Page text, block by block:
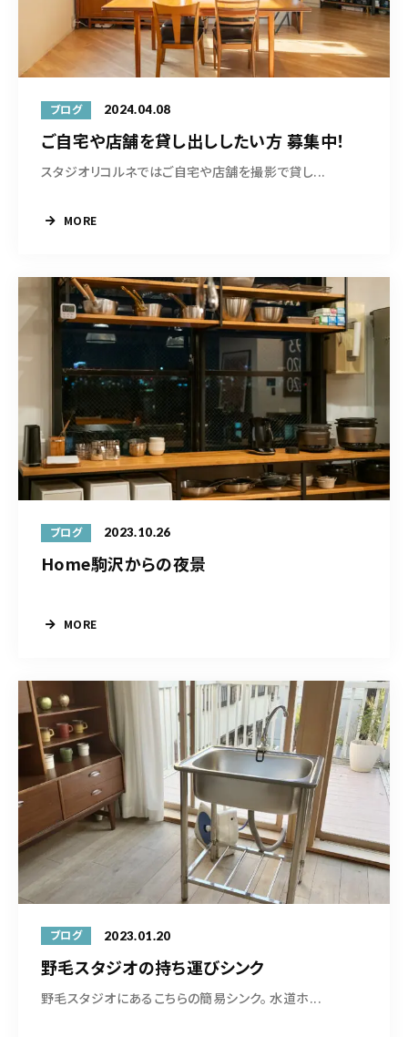
ブログ 2024.04.08
ご自宅や店舗を貸し出ししたい方 募集中！
スタジオリコルネではご自宅や店舗を撮影で貸し...
MORE
ブログ 2023.10.26
Home駒沢からの夜景
MORE
ブログ 2023.01.20
野毛スタジオの持ち運びシンク
野毛スタジオにあるこちらの簡易シンク。 水道ホ...